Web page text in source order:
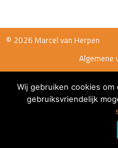
© 2026 Marcel van Herpen
Algemene
Wij gebruiken cookies
gebruiksvriendelijk